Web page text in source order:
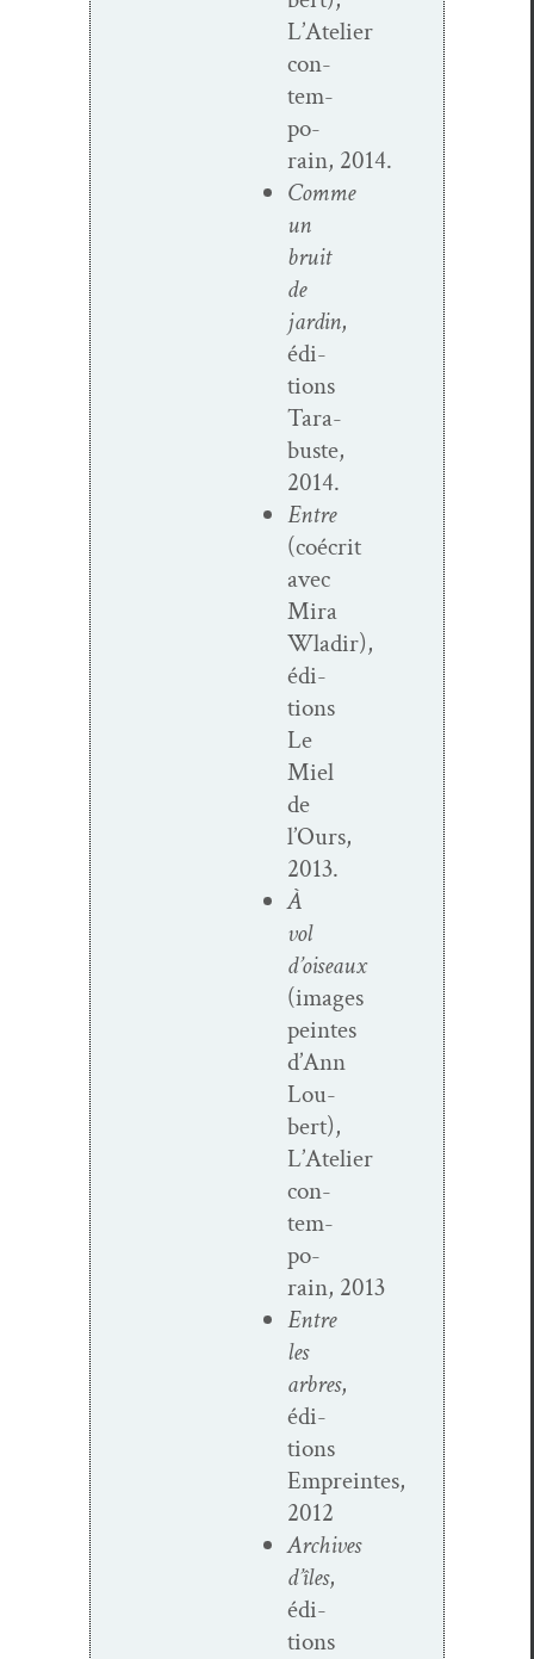
L’Atelier
con­
tem­
po­
rain, 2014.
Comme
un
bruit
de
jardin,
édi­
tions
Tara­
buste,
2014.
Entre
(coécrit
avec
Mira
Wladir),
édi­
tions
Le
Miel
de
l’Ours,
2013.
À
vol
d’oiseaux
(images
peintes
d’Ann
Lou­
bert),
L’Atelier
con­
tem­
po­
rain, 2013
Entre
les
arbres,
édi­
tions
Empreintes,
2012
Archives
d’îles,
édi­
tions